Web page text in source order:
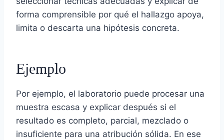
forma comprensible por qué el hallazgo apoya,
limita o descarta una hipótesis concreta.
Ejemplo
Por ejemplo, el laboratorio puede procesar una
muestra escasa y explicar después si el
resultado es completo, parcial, mezclado o
insuficiente para una atribución sólida. En ese